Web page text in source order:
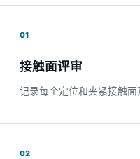
01
接触面评审
记录每个定位和夹紧接触面
02